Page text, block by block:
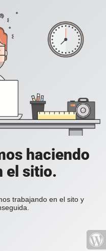
haciendo
el sitio.
trabajando en el sito y